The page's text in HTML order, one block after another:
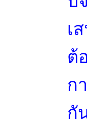
เ
ต้
ก
กั